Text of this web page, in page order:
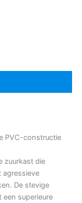
PVC-constructie
zuurkast die
agressieve
De stevige
superieure